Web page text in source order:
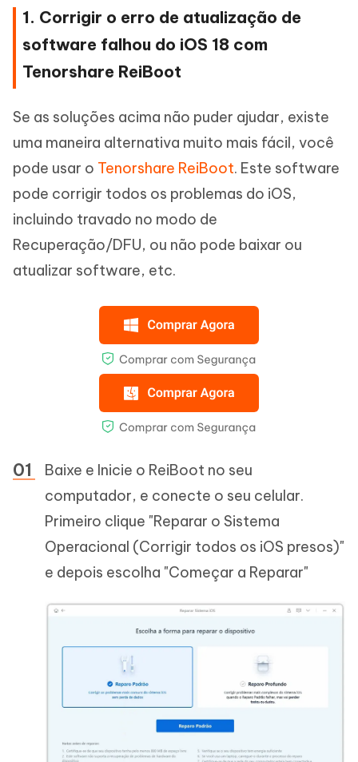
1. Corrigir o erro de atualização de
software falhou do iOS 18 com
Tenorshare ReiBoot
Se as soluções acima não puder ajudar, existe
uma maneira alternativa muito mais fácil, você
pode usar o Tenorshare ReiBoot. Este software
pode corrigir todos os problemas do iOS,
incluindo travado no modo de
Recuperação/DFU, ou não pode baixar ou
atualizar software, etc.
Baixe e Inicie o ReiBoot no seu
computador, e conecte o seu celular.
Primeiro clique "Reparar o Sistema
Operacional (Corrigir todos os iOS presos)"
e depois escolha "Começar a Reparar"